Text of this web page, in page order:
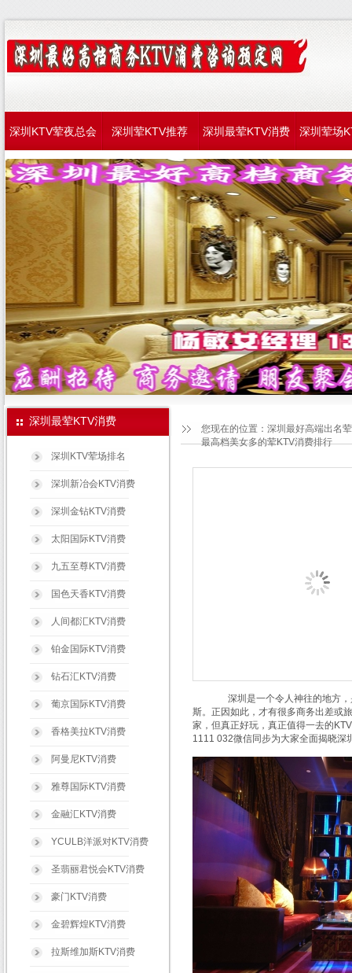
深圳KTV荤夜总会 深圳荤KTV推荐 深圳最荤KTV消费 深圳荤场
深圳最荤KTV消费
深圳KTV荤场排名
深圳新冶会KTV消费
深圳金钻KTV消费
太阳国际KTV消费
九五至尊KTV消费
国色天香KTV消费
人间都汇KTV消费
铂金国际KTV消费
钻石汇KTV消费
葡京国际KTV消费
香格美拉KTV消费
阿曼尼KTV消费
雅尊国际KTV消费
金融汇KTV消费
YCULB洋派对KTV消费
圣翡丽君悦会KTV消费
豪门KTV消费
金碧辉煌KTV消费
拉斯维加斯KTV消费
您现在的位置： 深圳最好高端出名
最高档美女多的荤KTV消费排行
深圳是一个令人神往的地方，是
斯。正因如此，才有很多商务出差或
家，但真正好玩，真正值得一去的
1111 032微信同步为大家全面揭晓深